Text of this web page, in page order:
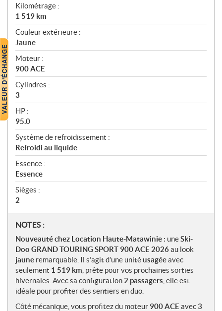
Kilométrage :
1 519 km
Couleur extérieure :
Jaune
Moteur :
900 ACE
Cylindres :
3
HP :
95.0
Système de refroidissement :
Refroidi au liquide
Essence :
Essence
Sièges :
2
N
o
t
e
s
NOTES :
Nouveauté chez Location Haute-Matawinie : uneSki-
Doo GRAND TOURING SPORT 900 ACE 2026au look
jaune remarquable. Il s’agit d’une unitéusagéeavec
seulement 1 519 km , prête pour vos prochaines sorties
hivernales. Avec sa configuration 2 passagers , elle est
idéale pour profiter des sentiers en duo.
Côté mécanique, vous profitez du moteur 900 ACE avec3